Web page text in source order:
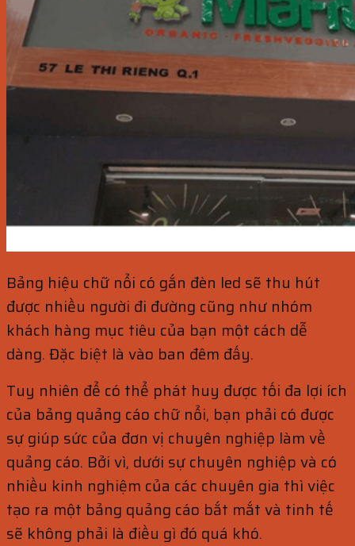
Bảng hiệu chữ nổi có gắn đèn led sẽ thu hút
được nhiều người đi đường cũng như nhóm
khách hàng mục tiêu của bạn một cách dễ
dàng. Đặc biệt là vào ban đêm đấy.
Tuy nhiên để có thể phát huy được tối đa lợi ích
của bảng quảng cáo chữ nổi, bạn phải có được
sự giúp sức của đơn vị chuyên nghiệp làm về
quảng cáo. Bởi vì, dưới sự chuyên nghiệp và có
nhiều kinh nghiệm của các chuyên gia thì việc
tạo ra một bảng quảng cáo bắt mắt và tinh tế
sẽ không phải là điều gì đó quá khó.